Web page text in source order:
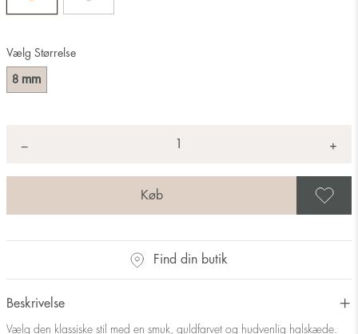
Vælg Størrelse
8 mm
− +
Find din butik
Beskrivelse
Vælg den klassiske stil med en smuk, guldfarvet og hudvenlig halskæde.